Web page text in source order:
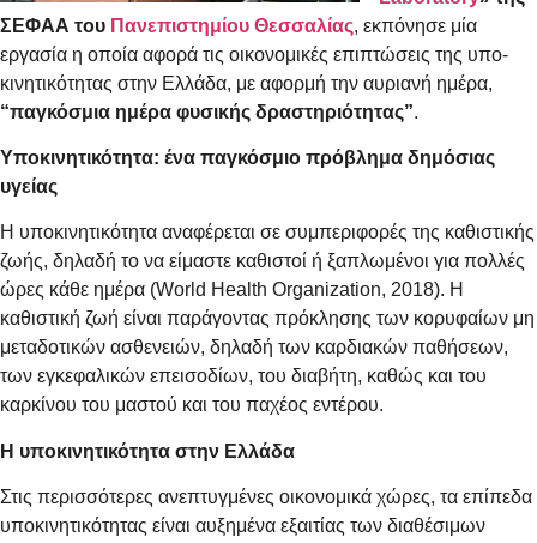
ΣΕΦΑΑ του Πανεπιστημίου Θεσσαλίας, εκπόνησε μία
εργασία η οποία αφορά τις οικονομικές επιπτώσεις της υπο-
κινητικότητας στην Ελλάδα, με αφορμή την αυριανή ημέρα,
“παγκόσμια ημέρα φυσικής δραστηριότητας”.
Υποκινητικότητα: ένα παγκόσμιο πρόβλημα δημόσιας
υγείας
Η υποκινητικότητα αναφέρεται σε συμπεριφορές της καθιστικής
ζωής, δηλαδή το να είμαστε καθιστοί ή ξαπλωμένοι για πολλές
ώρες κάθε ημέρα (World Health Organization, 2018). Η
καθιστική ζωή είναι παράγοντας πρόκλησης των κορυφαίων μη
μεταδοτικών ασθενειών, δηλαδή των καρδιακών παθήσεων,
των εγκεφαλικών επεισοδίων, του διαβήτη, καθώς και του
καρκίνου του μαστού και του παχέος εντέρου.
Η υποκινητικότητα στην Ελλάδα
Στις περισσότερες ανεπτυγμένες οικονομικά χώρες, τα επίπεδα
υποκινητικότητας είναι αυξημένα εξαιτίας των διαθέσιμων